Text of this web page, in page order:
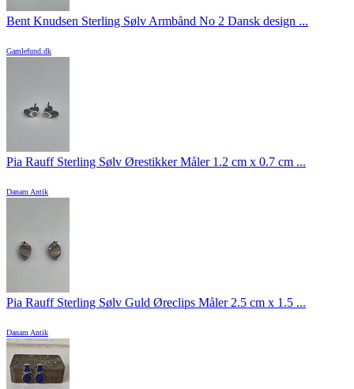
Bent Knudsen Sterling Sølv Armbånd No 2 Dansk design ...
Gamlefund.dk
Pia Rauff Sterling Sølv Ørestikker Måler 1.2 cm x 0.7 cm ...
Danam Antik
Pia Rauff Sterling Sølv Guld Øreclips Måler 2.5 cm x 1.5 ...
Danam Antik